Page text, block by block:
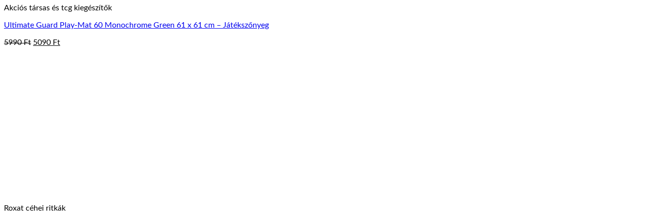
Akciós társas és tcg kiegészítők
Ultimate Guard Play-Mat 60 Monochrome Green 61 x 61 cm – Játékszőnyeg
5990Ft Original
5090 FtCurrent
Roxat céhei ritkák